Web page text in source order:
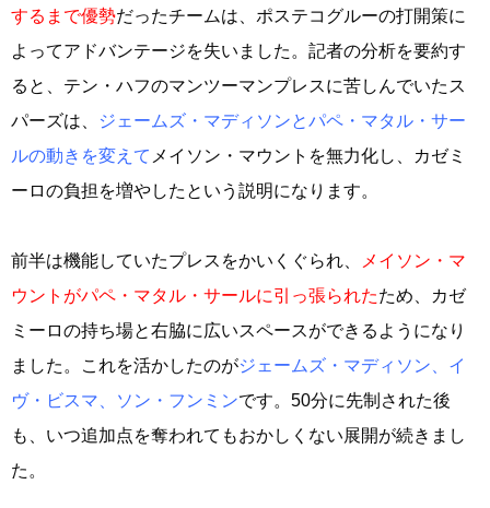
するまで優勢だったチームは、ポステコグルーの打開策に
よってアドバンテージを失いました。記者の分析を要約す
ると、テン・ハフのマンツーマンプレスに苦しんでいたス
パーズは、
ジェームズ・マディソンとパペ・マタル・サー
ルの動きを変えて メイソン・マウントを無力化し、カゼミ
ーロの負担を増やしたという説明になります。
前半は機能していたプレスをかいくぐられ、
メイソン・マ
ウントがパペ・マタル・サールに引っ張られたため、カゼ
ミーロの持ち場と右脇に広いスペースができるようになり
ました。これを活かしたのがジェームズ・マディソン、イ
ヴ・ビスマ、ソン・フンミンです。50分に先制された後
も、いつ追加点を奪われてもおかしくない展開が続きまし
た。